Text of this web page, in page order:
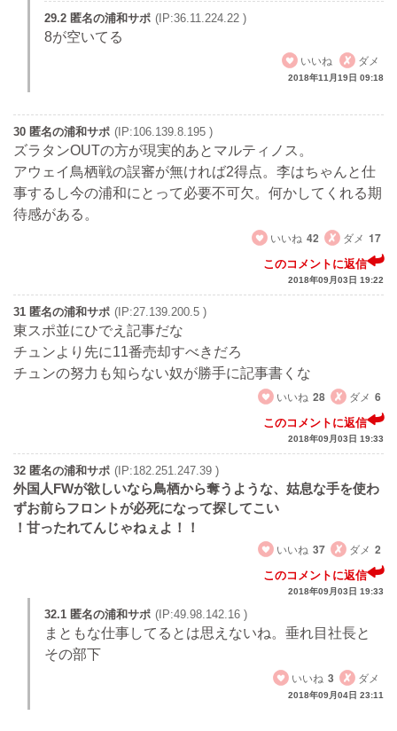
29.2 匿名の浦和サポ (IP:36.11.224.22 )
8が空いてる
いいね
ダメ
2018年11月19日 09:18
30 匿名の浦和サポ (IP:106.139.8.195 )
ズラタンOUTの方が現実的あとマルティノス。
アウェイ鳥栖戦の誤審が無ければ2得点。李はちゃんと仕
事するし今の浦和にとって必要不可欠。何かしてくれる期
待感がある。
いいね 42 ダメ 17
このコメントに返信
2018年09月03日 19:22
31 匿名の浦和サポ (IP:27.139.200.5 )
東スポ並にひでえ記事だな
チュンより先に11番売却すべきだろ
チュンの努力も知らない奴が勝手に記事書くな
いいね 28 ダメ 6
このコメントに返信
2018年09月03日 19:33
32 匿名の浦和サポ (IP:182.251.247.39 )
外国人FWが欲しいなら鳥栖から奪うような、姑息な手を使わ
ずお前らフロントが必死になって探してこい
！甘ったれてんじゃねぇよ！！
いいね 37 ダメ 2
このコメントに返信
2018年09月03日 19:33
32.1 匿名の浦和サポ (IP:49.98.142.16 )
まともな仕事してるとは思えないね。垂れ目社長と
その部下
いいね 3 ダメ
2018年09月04日 23:11